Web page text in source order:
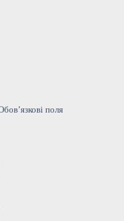
поля